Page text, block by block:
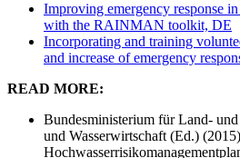
Improving emergency response
with the RAINMAN toolkit, DE
Incorporating and training
and increase of emergency
READ MORE:
Bundesministerium für Land-
und Wasserwirtschaft (Ed.)